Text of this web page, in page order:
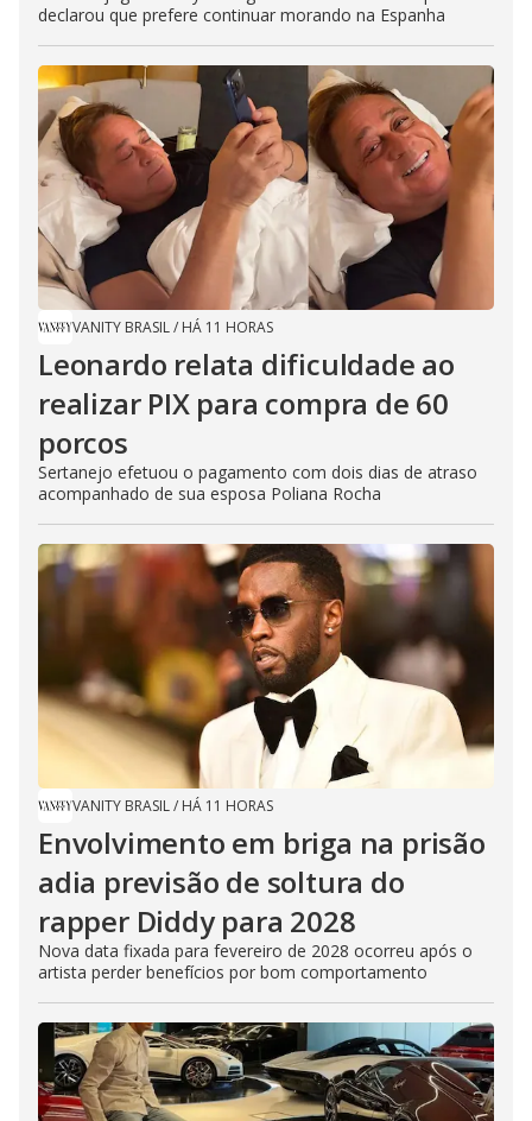
declarou que prefere continuar morando na Espanha
VANITY BRASIL/ HÁ 11 HORAS
Leonardo relata dificuldade ao
realizar PIX para compra de 60
porcos
Sertanejo efetuou o pagamento com dois dias de atraso
acompanhado de sua esposa Poliana Rocha
VANITY BRASIL/ HÁ 11 HORAS
Envolvimento em briga na prisão
adia previsão de soltura do
rapper Diddy para 2028
Nova data fixada para fevereiro de 2028 ocorreu após o
artista perder benefícios por bom comportamento